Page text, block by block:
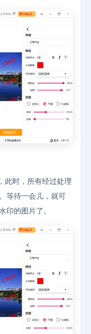
此时，所有经过处理
等待一会儿，就可
印的图片了。